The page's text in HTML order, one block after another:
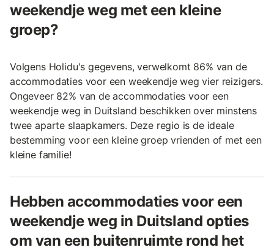
weekendje weg met een kleine
groep?
Volgens Holidu's gegevens, verwelkomt 86% van de
accommodaties voor een weekendje weg vier reizigers.
Ongeveer 82% van de accommodaties voor een
weekendje weg in Duitsland beschikken over minstens
twee aparte slaapkamers. Deze regio is de ideale
bestemming voor een kleine groep vrienden of met een
kleine familie!
Hebben accommodaties voor een
weekendje weg in Duitsland opties
om van een buitenruimte rond het